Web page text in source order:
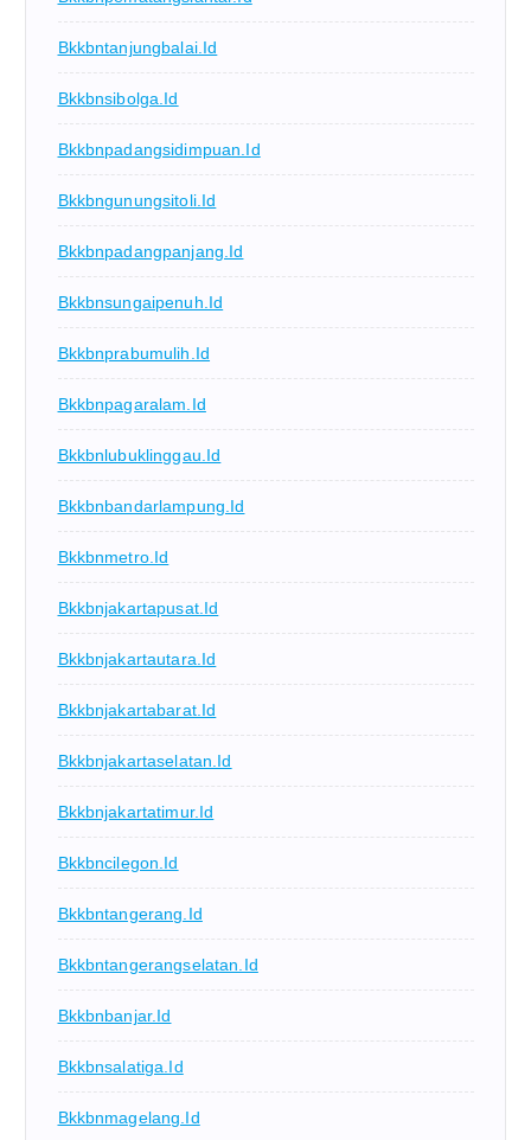
Bkkbntanjungbalai.id
Bkkbnsibolga.id
Bkkbnpadangsidimpuan.id
Bkkbngunungsitoli.id
Bkkbnpadangpanjang.id
Bkkbnsungaipenuh.id
Bkkbnprabumulih.id
Bkkbnpagaralam.id
Bkkbnlubuklinggau.id
Bkkbnbandarlampung.id
Bkkbnmetro.id
Bkkbnjakartapusat.id
Bkkbnjakartautara.id
Bkkbnjakartabarat.id
Bkkbnjakartaselatan.id
Bkkbnjakartatimur.id
Bkkbncilegon.id
Bkkbntangerang.id
Bkkbntangerangselatan.id
Bkkbnbanjar.id
Bkkbnsalatiga.id
Bkkbnmagelang.id